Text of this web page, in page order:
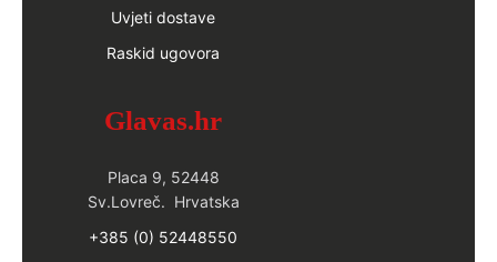
Uvjeti dostave
Raskid ugovora
Glavas.hr
Placa 9, 52448
Sv.Lovreč. Hrvatska
+385 (0) 52448550